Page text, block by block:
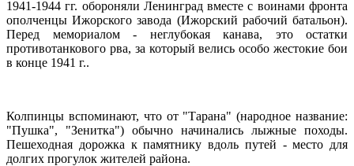
1941-1944 гг. обороняли Ленинград вместе с воинами фронта
ополченцы Ижорского завода (Ижорский рабочий батальон).
Перед мемориалом - неглубокая канава, это остатки
противотанкового рва, за который велись особо жестокие бои
в конце 1941 г..
Колпинцы вспоминают, что от "Тарана" (народное название:
"Пушка", "Зенитка") обычно начинались лыжные походы.
Пешеходная дорожка к памятнику вдоль путей - место для
долгих прогулок жителей района.